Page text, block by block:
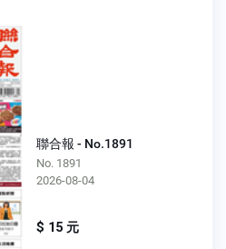
聯合報 - No.1891
No. 1891
2026-08-04
$ 15 元